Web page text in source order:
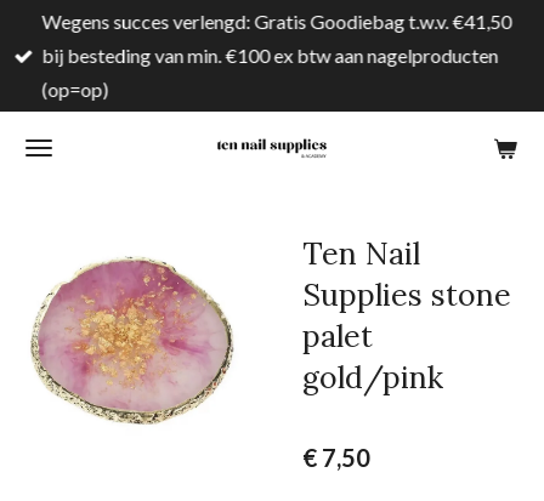
direct
naar
hoofdinhoud
Wegens succes verlengd: Gratis Goodiebag t.w.v. €41,50
bij besteding van min. €100 ex btw aan nagelproducten
(op=op)
Ten Nail
Supplies stone
palet
gold/pink
€ 7,50